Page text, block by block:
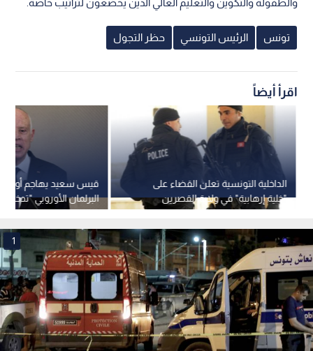
تونس الرئيس التونسي حظر التجول
اقرأ أيضاً
قيس سعيد يهاجم
البرلمان الأوروبي
الشؤون التونسية
الداخلية التونسية تعلن القضاء على
"خلية إرهابية" في ولاية القصرين
1